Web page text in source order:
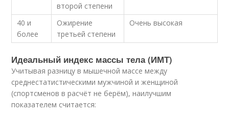
второй степени
40 и
более
Ожирение
третьей степени
Очень высокая
Идеальный индекс массы тела (ИМТ)
Учитывая разницу в мышечной массе между
среднестатистическими мужчиной и женщиной
(спортсменов в расчёт не берём), наилучшим
показателем считается: